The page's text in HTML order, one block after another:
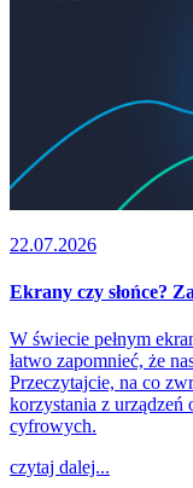
22.07.2026
Ekrany czy słońce?
W świecie pełnym
łatwo zapomnieć, że
Przeczytajcie, na co
korzystania z urządzeń
cyfrowych.
czytaj dalej...